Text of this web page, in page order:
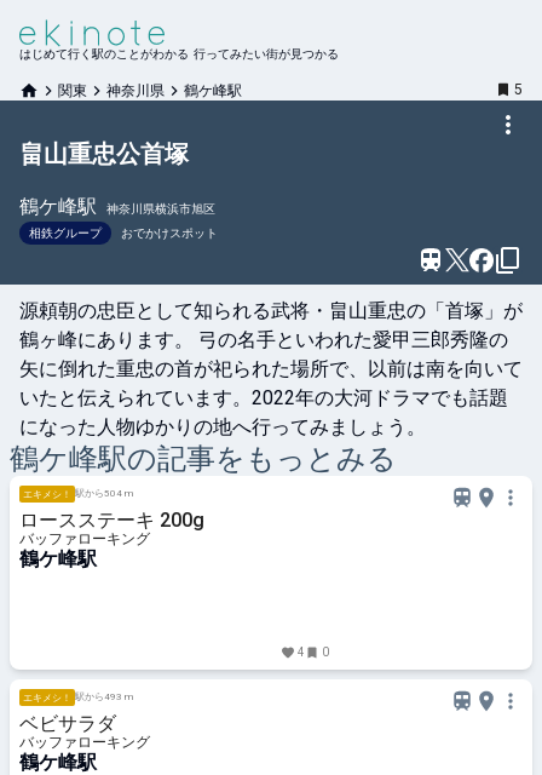
はじめて行く駅のことがわかる 行ってみたい街が見つかる
関東 神奈川県 鶴ケ峰駅 5
畠山重忠公首塚
鶴ケ峰駅
神奈川県横浜市旭区
相鉄グループ
おでかけスポット
源頼朝の忠臣として知られる武将・畠山重忠の「首塚」が
鶴ヶ峰にあります。 弓の名手といわれた愛甲三郎秀隆の
矢に倒れた重忠の首が祀られた場所で、以前は南を向いて
いたと伝えられています。2022年の大河ドラマでも話題
になった人物ゆかりの地へ行ってみましょう。
鶴ケ峰駅の記事をもっとみる
エキメシ！ 駅から504 m
ロースステーキ 200g
バッファローキング
鶴ケ峰駅
4 0
エキメシ！ 駅から493 m
ベビサラダ
バッファローキング
鶴ケ峰駅